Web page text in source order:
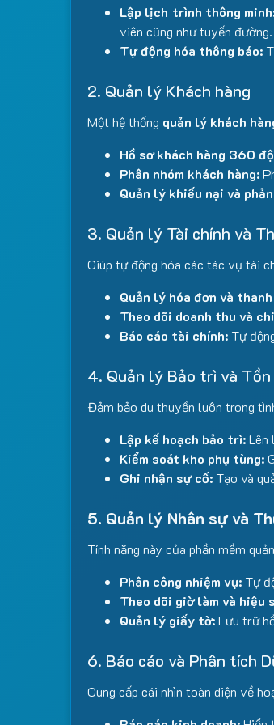
Lập lịch trình thông
viên cũng như tuyến
Tự động hóa thông báo:
2. Quản lý Khách hàng
Một hệ thống quản lý khách
Hồ sơ khách hàng 360
Phân nhóm khách hàng:
Quản lý khiếu nại và
3. Quản lý Tài chính và
Giúp tự động hóa các tác vụ tài
Quản lý hóa đơn và
Theo dõi doanh thu và
Báo cáo tài chính: Tự
4. Quản lý Bảo trì và Tồn
Đảm bảo du thuyền luôn trong
Lập kế hoạch bảo trì:Lên
Kiểm soát kho phụ tùng:
Ghi nhận sự cố: Tạo và
5. Quản lý Nhân sự và
Tính năng này của phần mềm
Phân công nhiệm vụ: Tự
Theo dõi giờ làm và hiệu
Quản lý giấy tờ:Lưu trữ
6. Báo cáo và Phân tích
Cung cấp cái nhìn toàn diện về